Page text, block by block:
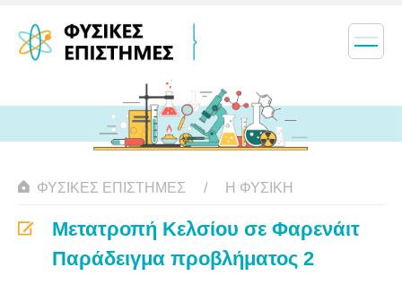
ΦΥΣΙΚΈΣ ΕΠΙΣΤΉΜΕΣ Η ΦΥΣΙΚΗ
Μετατροπή Κελσίου σε Φαρενάιτ
Παράδειγμα προβλήματος 2